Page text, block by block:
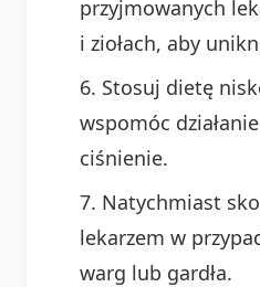
przyjmowanych
i ziołach, aby
Stosuj dietę
wspomóc
ciśnienie.
Natychmiast
lekarzem w
warg lub gardła.